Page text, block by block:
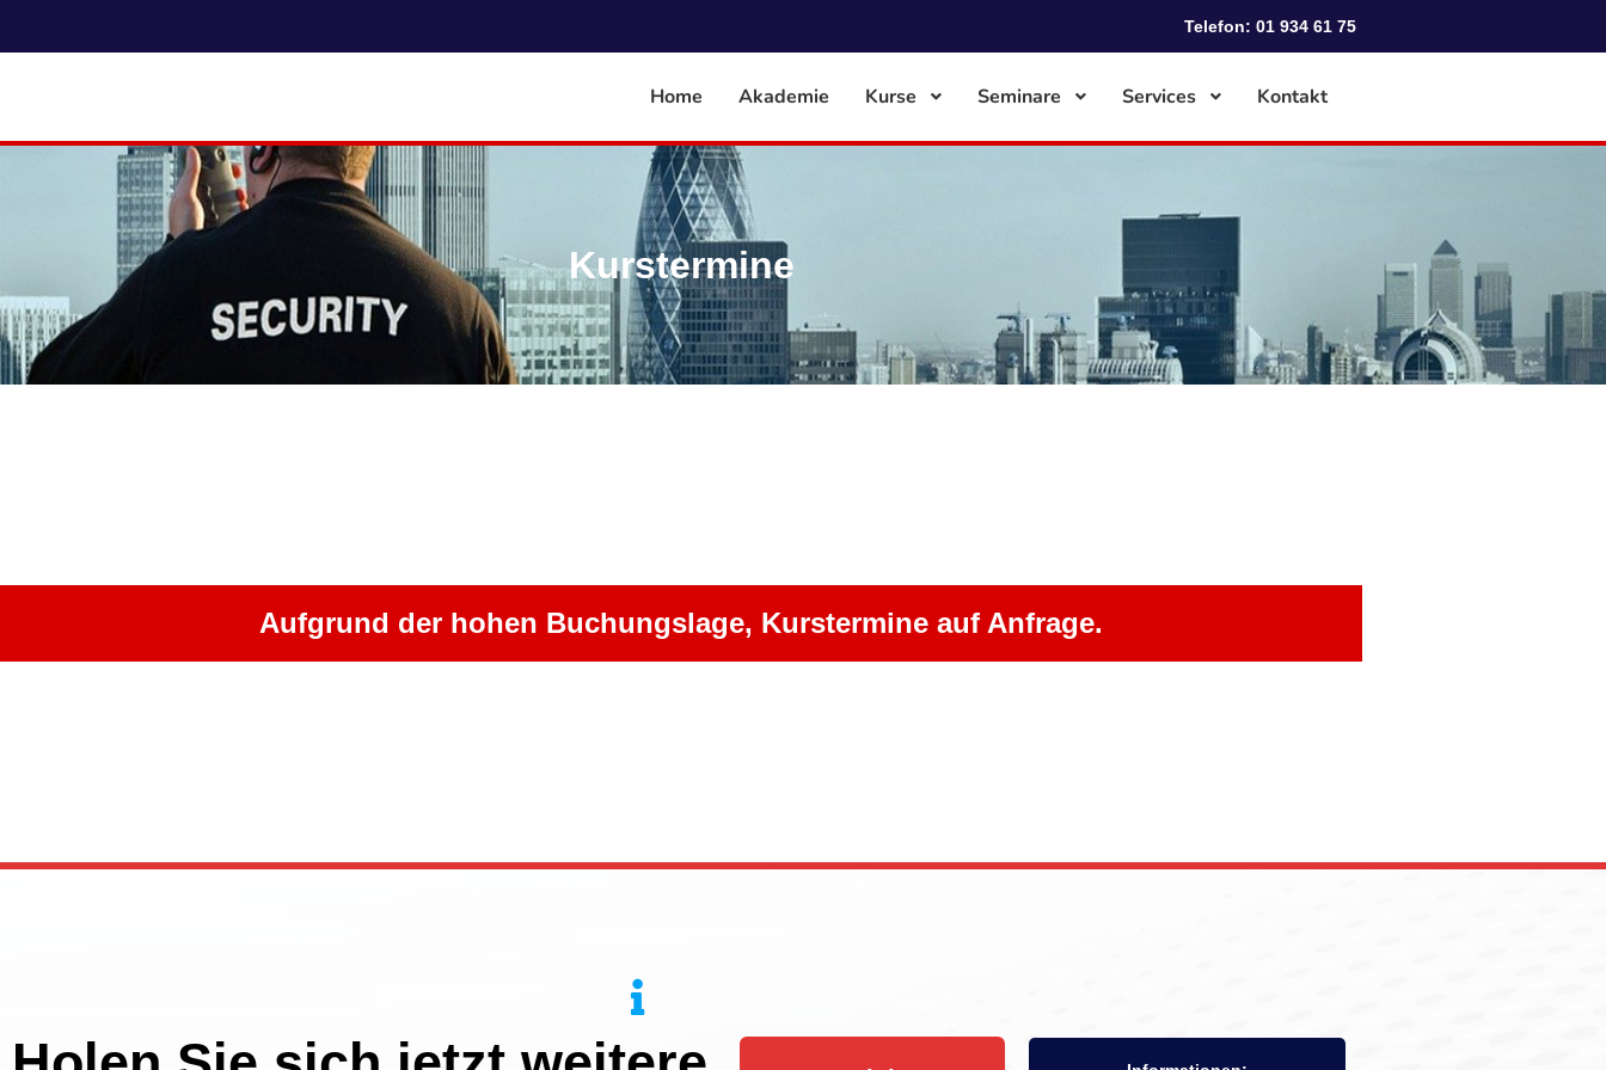
Telefon: 01 934 61 75
Home Akademie Kurse Seminare Services Kontakt
Kurstermine
Aufgrund der hohen Buchungslage, Kurstermine auf Anfrage.